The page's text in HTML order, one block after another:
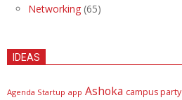
Networking (65)
IDEAS
Agenda Startup app Ashoka campus party